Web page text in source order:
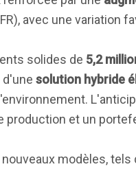
avec une variation
solides de 5,2
solution hybride
production et un
modèles, tels